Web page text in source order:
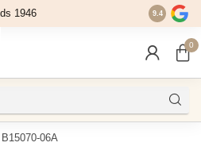
1946 9.4
0
06A